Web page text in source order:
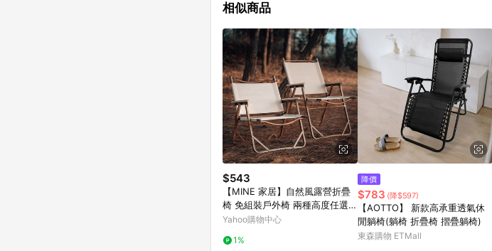
相似商品
$543
【MINE 家居】自然風露營折疊
椅 免組裝戶外椅 兩種高度任選
(椅子/餐椅/折疊椅/露營椅)
Yahoo購物中心
1%
降價
$783 (降$597)
【AOTTO】 新款高承重透氣休
閒躺椅(躺椅 折疊椅 摺疊躺椅)
東森購物 ETMall